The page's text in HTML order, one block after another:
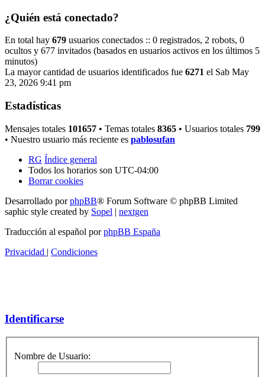
¿Quién está conectado?
En total hay 679 usuarios conectados :: 0 registrados, 2 robots, 0
ocultos y 677 invitados (basados en usuarios activos en los últimos 5
minutos)
La mayor cantidad de usuarios identificados fue 6271 el Sab May
23, 2026 9:41 pm
Estadísticas
Mensajes totales 101657 • Temas totales 8365 • Usuarios totales 799
• Nuestro usuario más reciente es pablosufan
RG Índice general
Todos los horarios son UTC-04:00
Borrar cookies
Desarrollado porphpBB® Forum Software © phpBB Limited
saphic style created by Sopel | nextgen
Traducción al español porphpBB España
Privacidad | Condiciones
Identificarse
Nombre de Usuario: